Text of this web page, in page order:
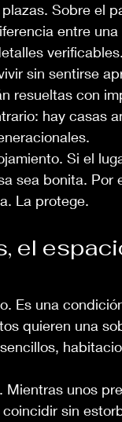
Sobre el
entre una
verificables.
sin sentirse
resueltas con
hay casas
Si el
sea bonita. Por
La protege.
el
Es una
quieren una
unos
sin